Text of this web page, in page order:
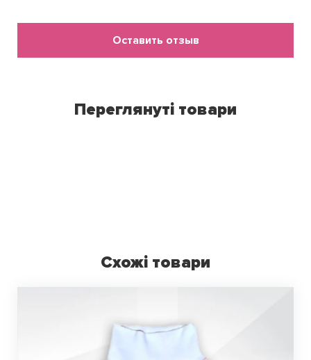
Оставить отзыв
Переглянуті товари
Схожі товари